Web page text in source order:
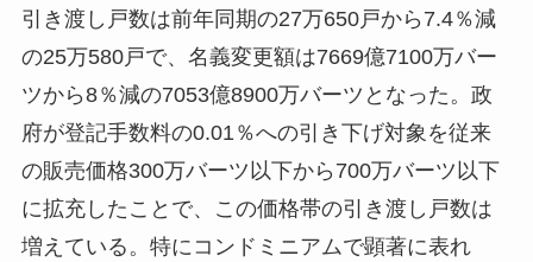
引き渡し戸数は前年同期の27万650戸から7.4％減
の25万580戸で、名義変更額は7669億7100万バー
ツから8％減の7053億8900万バーツとなった。政
府が登記手数料の0.01％への引き下げ対象を従来
の販売価格300万バーツ以下から700万バーツ以下
に拡充したことで、この価格帯の引き渡し戸数は
増えている。特にコンドミニアムで顕著に表れ